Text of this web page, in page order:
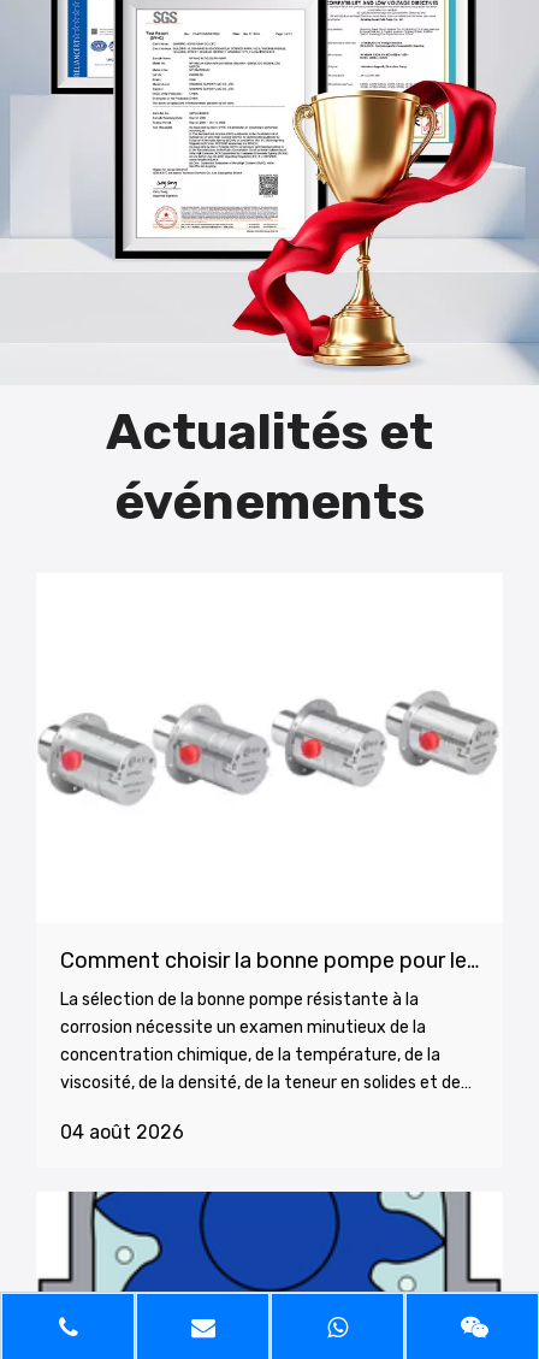
Actualités et
événements
Comment choisir la bonne pompe pour les produits chimiques corrosifs
La sélection de la bonne pompe résistante à la
corrosion nécessite un examen minutieux de la
concentration chimique, de la température, de la
viscosité, de la densité, de la teneur en solides et des
les alliages métalliques, les polymères fluorés, les
comportent dans des fluides agressifs. Il compare
également les technologies de pompes centrifuges, à
entraînement magnétique, à membrane,
péristaltiques et doseuses, tout en couvrant les
hauteur d'aspiration, le dimensionnement du moteur
04 août 2026